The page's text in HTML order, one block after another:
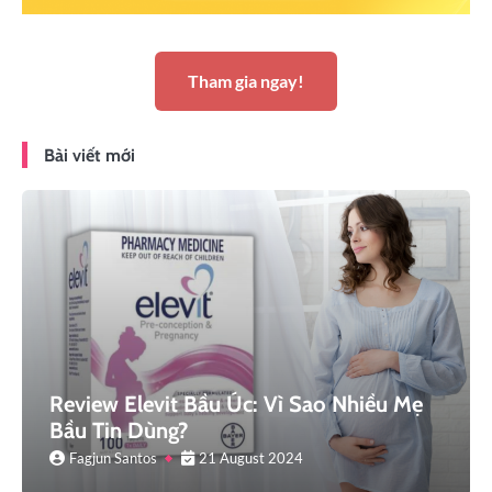
Tham gia ngay!
Bài viết mới
Review Elevit Bầu Úc: Vì Sao Nhiều Mẹ
Bầu Tin Dùng?
Fagjun Santos 21 August 2024